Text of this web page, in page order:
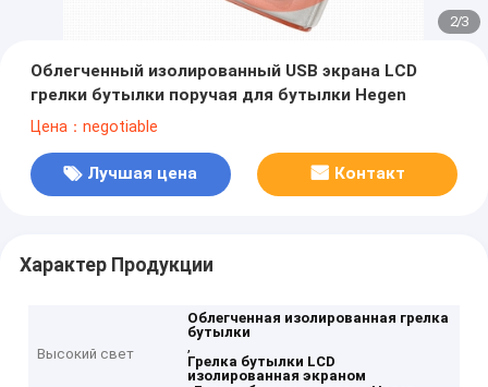
2/3
Облегченный изолированный USB экрана LCD
грелки бутылки поручая для бутылки Hegen
Цена：negotiable
Лучшая цена Контакт
Характер Продукции
Высокий свет
Облегченная изолированная грелка
бутылки
,
Грелка бутылки LCD
изолированная экраном